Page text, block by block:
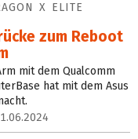
X ELITE
zum Reboot
mit dem Qualcomm
hat mit dem Asus